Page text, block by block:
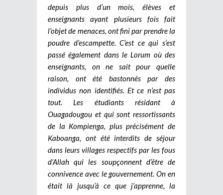
depuis plus d’un mois, élèves et
enseignants ayant plusieurs fois fait
l’objet de menaces, ont fini par prendre la
poudre d’escampette. C’est ce qui s’est
passé également dans le Lorum où des
enseignants, on ne sait pour quelle
raison, ont été bastonnés par des
individus non identifiés. Et ce n’est pas
tout. Les étudiants résidant à
Ouagadougou et qui sont ressortissants
de la Kompienga, plus précisément de
Kaboanga, ont été interdits de séjour
dans leurs villages respectifs par les fous
d’Allah qui les soupçonnent d’être de
connivence avec le gouvernement. On en
était là jusqu’à ce que j’apprenne, la